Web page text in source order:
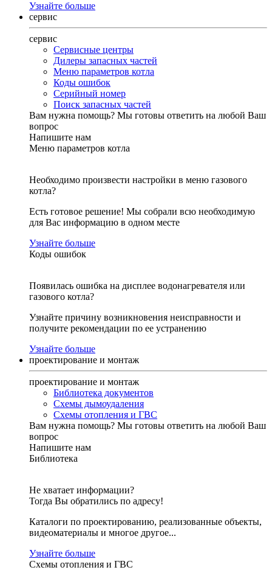
Узнайте больше
сервис
сервис
Сервисные центры
Дилеры запасных частей
Меню параметров котла
Коды ошибок
Серийный номер
Поиск запасных частей
Вам нужна помощь? Мы готовы ответить на любой Ваш
вопрос
Напишите нам
Меню параметров котла
Необходимо произвести настройки в меню газового
котла?
Есть готовое решение! Мы собрали всю необходимую
для Вас информацию в одном месте
Узнайте больше
Коды ошибок
Появилась ошибка на дисплее водонагревателя или
газового котла?
Узнайте причину возникновения неисправности и
получите рекомендации по ее устранению
Узнайте больше
проектирование и монтаж
проектирование и монтаж
Библиотека документов
Схемы дымоудаления
Схемы отопления и ГВС
Вам нужна помощь? Мы готовы ответить на любой Ваш
вопрос
Напишите нам
Библиотека
Не хватает информации?
Тогда Вы обратились по адресу!
Каталоги по проектированию, реализованные объекты,
видеоматериалы и многое другое...
Узнайте больше
Схемы отопления и ГВС